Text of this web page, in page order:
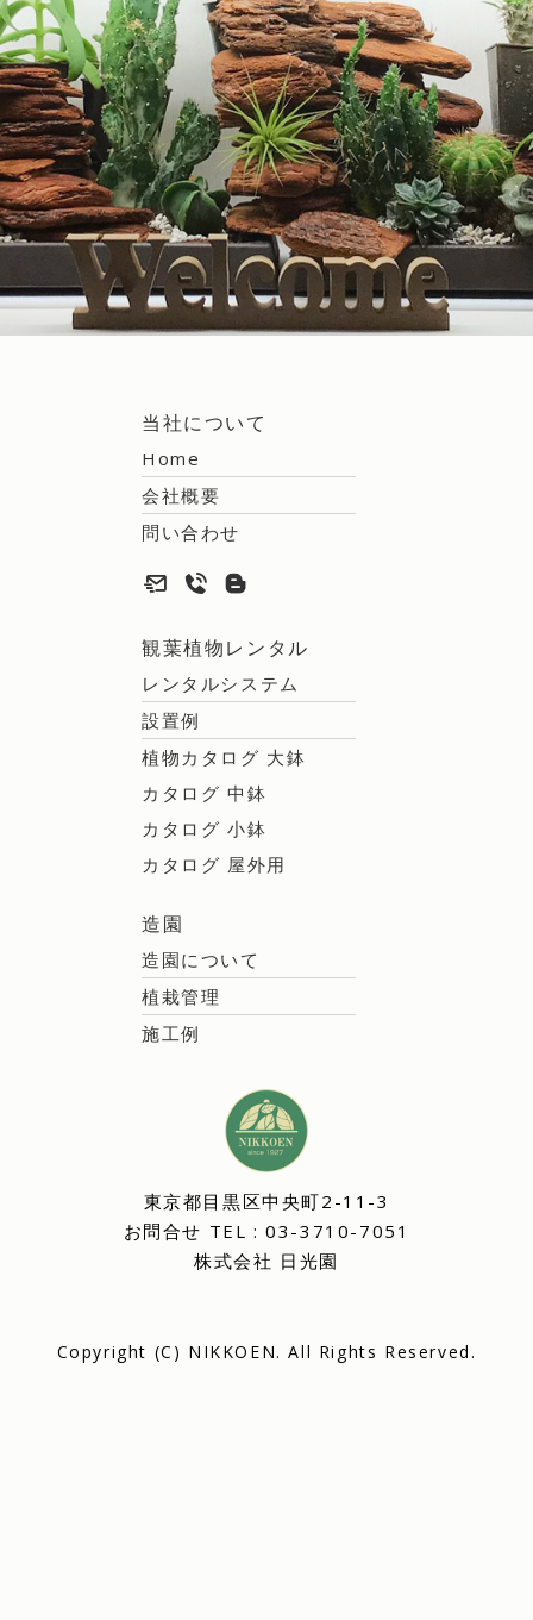
当社について
Home
会社概要
問い合わせ
観葉植物レンタル
レンタルシステム
設置例
植物カタログ 大鉢
カタログ 中鉢
カタログ 小鉢
カタログ 屋外用
造園
造園について
植栽管理
施工例
東京都目黒区中央町2-11-3
お問合せ TEL : 03-3710-7051
株式会社 日光園
Copyright (C) NIKKOEN. All Rights Reserved.